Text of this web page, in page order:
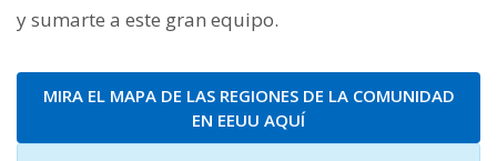
y sumarte a este gran equipo.
MIRA EL MAPA DE LAS REGIONES DE LA COMUNIDAD
EN EEUU AQUÍ